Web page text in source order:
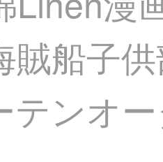
賊船子
テンオ